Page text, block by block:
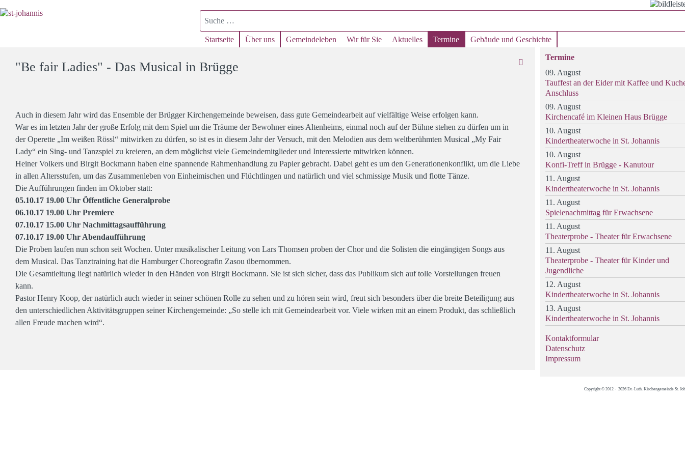
Suchen
Startseite Über uns Gemeindeleben Wir für Sie Aktuelles Termine Gebäude und Geschichte
"Be fair Ladies" - Das Musical in Brügge
Auch in diesem Jahr wird das Ensemble der Brügger Kirchengemeinde beweisen, dass gute Gemeindearbeit auf vielfältige Weise erfolgen kann.
War es im letzten Jahr der große Erfolg mit dem Spiel um die Träume der Bewohner eines Altenheims, einmal noch auf der Bühne stehen zu dürfen um in
der Operette „Im weißen Rössl“ mitwirken zu dürfen, so ist es in diesem Jahr der Versuch, mit den Melodien aus dem weltberühmten Musical „My Fair
Lady“ ein Sing- und Tanzspiel zu kreieren, an dem möglichst viele Gemeindemitglieder und Interessierte mitwirken können.
Heiner Volkers und Birgit Bockmann haben eine spannende Rahmenhandlung zu Papier gebracht. Dabei geht es um den Generationenkonflikt, um die Liebe
in allen Altersstufen, um das Zusammenleben von Einheimischen und Flüchtlingen und natürlich und viel schmissige Musik und flotte Tänze.
Die Aufführungen finden im Oktober statt:
05.10.17 19.00 Uhr Öffentliche Generalprobe
06.10.17 19.00 Uhr Premiere
07.10.17 15.00 Uhr Nachmittagsaufführung
07.10.17 19.00 Uhr Abendaufführung
Die Proben laufen nun schon seit Wochen. Unter musikalischer Leitung von Lars Thomsen proben der Chor und die Solisten die eingängigen Songs aus
dem Musical. Das Tanztraining hat die Hamburger Choreografin Zasou übernommen.
Die Gesamtleitung liegt natürlich wieder in den Händen von Birgit Bockmann. Sie ist sich sicher, dass das Publikum sich auf tolle Vorstellungen freuen
kann.
Pastor Henry Koop, der natürlich auch wieder in seiner schönen Rolle zu sehen und zu hören sein wird, freut sich besonders über die breite Beteiligung aus
den unterschiedlichen Aktivitätsgruppen seiner Kirchengemeinde: „So stelle ich mit Gemeindearbeit vor. Viele wirken mit an einem Produkt, das schließlich
allen Freude machen wird“.
Termine
09. August
Tauffest an der Eider mit Kaffee und
Anschluss
09. August
Kirchencafé im Kleinen Haus Brügge
10. August
Kindertheaterwoche in St. Johannis
10. August
Konfi-Treff in Brügge - Kanutour
11. August
Kindertheaterwoche in St. Johannis
11. August
Spielenachmittag für Erwachsene
11. August
Theaterprobe - Theater für Erwachsene
11. August
Theaterprobe - Theater für Kinder und
Jugendliche
12. August
Kindertheaterwoche in St. Johannis
13. August
Kindertheaterwoche in St. Johannis
Kontaktformular
Datenschutz
Impressum
Copyright © 2012 - 2026 Ev.-Luth. Kirchengemeinde St.